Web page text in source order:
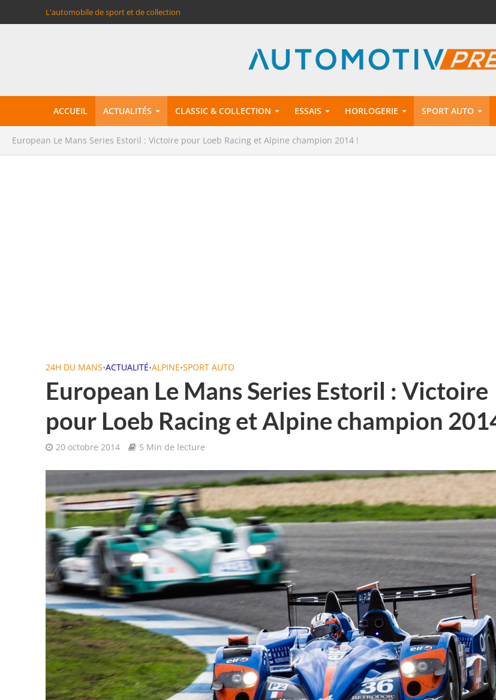
L'automobile de sport et de collection
ACCUEIL ACTUALITÉS CLASSIC & COLLECTION ESSAIS HORLOGERIE SPORT AUTO
European Le Mans Series Estoril : Victoire pour Loeb Racing et Alpine champion 2014 !
24H DU MANS•ACTUALITÉ•ALPINE•SPORT AUTO
European Le Mans Series Estoril : Victoire
pour Loeb Racing et Alpine champion
20 octobre 2014 5 Min de lecture